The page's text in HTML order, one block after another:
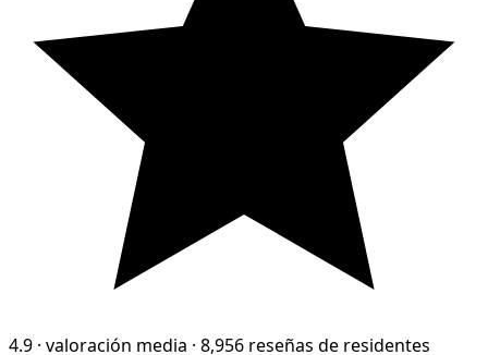
4.9 · valoración media · 8,956 reseñas de residentes